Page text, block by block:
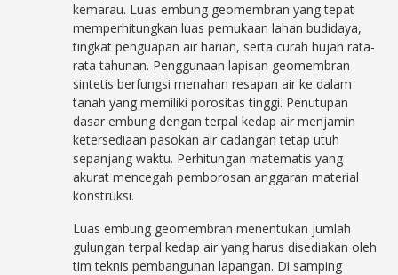
kemarau. Luas embung geomembran yang tepat
memperhitungkan luas pemukaan lahan budidaya,
tingkat penguapan air harian, serta curah hujan rata-
rata tahunan. Penggunaan lapisan geomembran
sintetis berfungsi menahan resapan air ke dalam
tanah yang memiliki porositas tinggi. Penutupan
dasar embung dengan terpal kedap air menjamin
ketersediaan pasokan air cadangan tetap utuh
sepanjang waktu. Perhitungan matematis yang
akurat mencegah pemborosan anggaran material
konstruksi.
Luas embung geomembran menentukan jumlah
gulungan terpal kedap air yang harus disediakan oleh
tim teknis pembangunan lapangan. Di samping